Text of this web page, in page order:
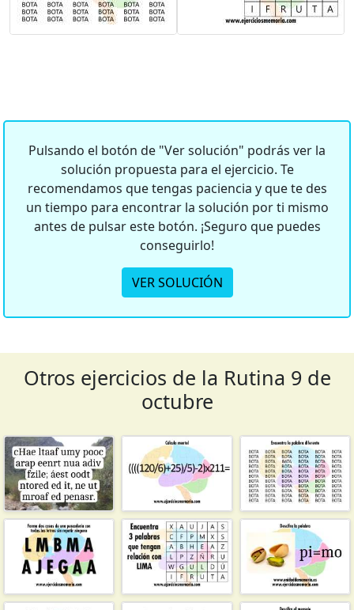
Pulsando el botón de "Ver solución" podrás ver la
solución propuesta para el ejercicio. Te
recomendamos que tengas paciencia y que te des
un tiempo para encontrar la solución por ti mismo
antes de pulsar este botón. ¡Seguro que puedes
conseguirlo!
VER SOLUCIÓN
Otros ejercicios de la Rutina 9 de
octubre